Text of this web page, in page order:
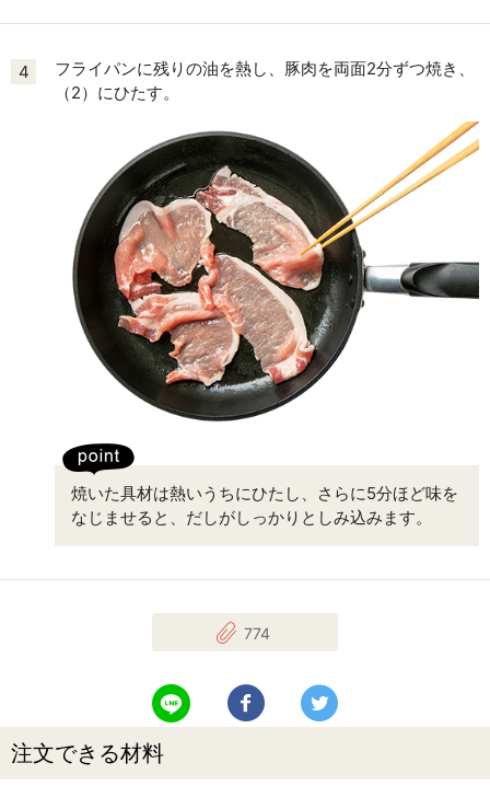
4
フライパンに残りの油を熱し、豚肉を両面2分ずつ焼き、
（2）にひたす。
焼いた具材は熱いうちにひたし、さらに5分ほど味を
なじませると、だしがしっかりとしみ込みます。
774
LINEで送る Facebookでシェアする
注文できる材料